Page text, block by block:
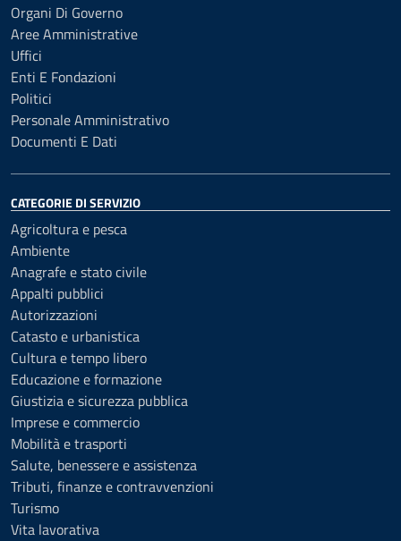
Organi Di Governo
Aree Amministrative
Uffici
Enti E Fondazioni
Politici
Personale Amministrativo
Documenti E Dati
CATEGORIE DI SERVIZIO
Agricoltura e pesca
Ambiente
Anagrafe e stato civile
Appalti pubblici
Autorizzazioni
Catasto e urbanistica
Cultura e tempo libero
Educazione e formazione
Giustizia e sicurezza pubblica
Imprese e commercio
Mobilità e trasporti
Salute, benessere e assistenza
Tributi, finanze e contravvenzioni
Turismo
Vita lavorativa